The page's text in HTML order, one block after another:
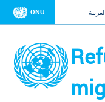
ONU العربية